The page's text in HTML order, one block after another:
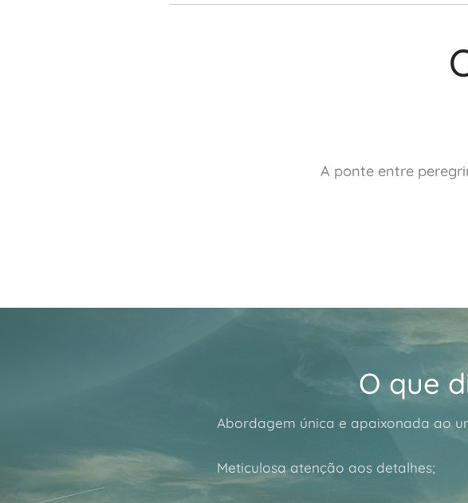
A ponte entre
O que
Abordagem única e apaixonada ao
Meticulosa atenção aos detalhes;